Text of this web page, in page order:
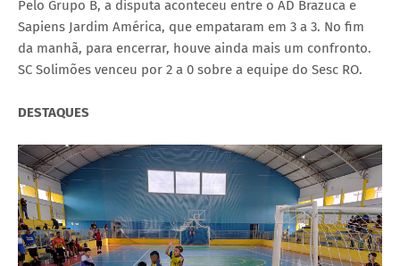
Pelo Grupo B, a disputa aconteceu entre o AD Brazuca e
Sapiens Jardim América, que empataram em 3 a 3. No fim
da manhã, para encerrar, houve ainda mais um confronto.
SC Solimões venceu por 2 a 0 sobre a equipe do Sesc RO.
DESTAQUES